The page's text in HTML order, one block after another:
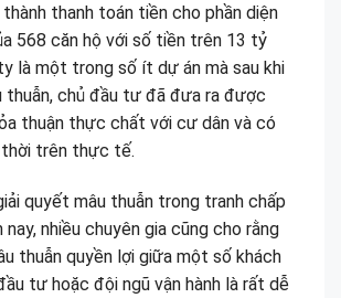
thanh toán tiền cho phần diện
568 căn hộ với số tiền trên 13 tỷ
là một trong số ít dự án mà sau khi
thuẫn, chủ đầu tư đã đưa ra được
thuận thực chất với cư dân và có
trên thực tế.
quyết mâu thuẫn trong tranh chấp
nhiều chuyên gia cũng cho rằng
thuẫn quyền lợi giữa một số khách
tư hoặc đội ngũ vận hành là rất dễ